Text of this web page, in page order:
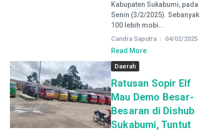
Kabupaten Sukabumi, pada
Senin (3/2/2025). Sebanyak
100 lebih mobi...
Candra Saputra 04/02/2025
Read More
Daerah
Ratusan Sopir Elf
Mau Demo Besar-
Besaran di Dishub
Sukabumi, Tuntut